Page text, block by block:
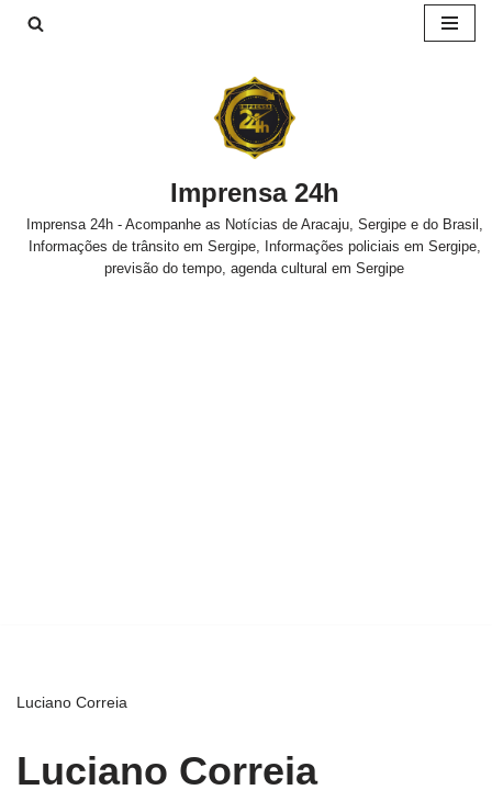
Imprensa 24h
Imprensa 24h - Acompanhe as Notícias de Aracaju, Sergipe e do Brasil,
Informações de trânsito em Sergipe, Informações policiais em Sergipe,
previsão do tempo, agenda cultural em Sergipe
Luciano Correia
Luciano Correia